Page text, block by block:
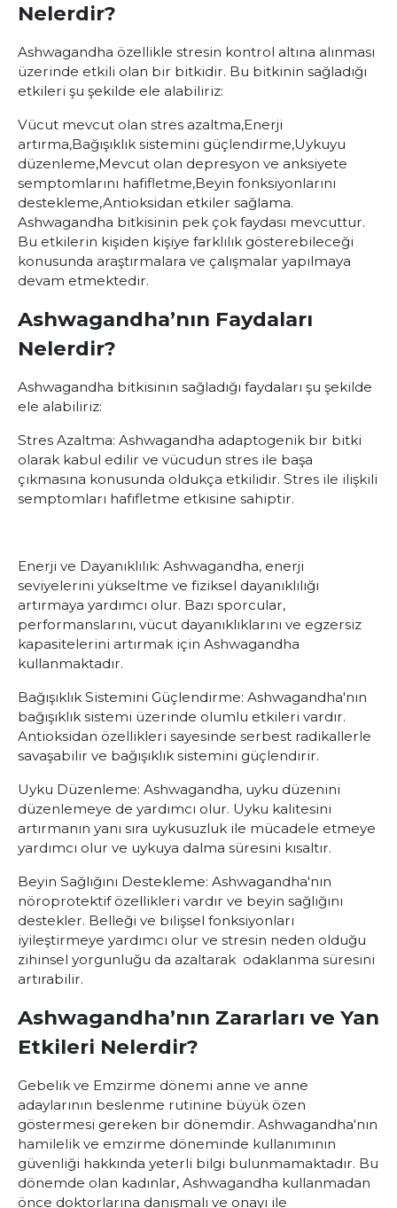
Nelerdir?
Ashwagandha özellikle stresin kontrol altına alınması
üzerinde etkili olan bir bitkidir. Bu bitkinin sağladığı
etkileri şu şekilde ele alabiliriz:
Vücut mevcut olan stres azaltma,Enerji
artırma,Bağışıklık sistemini güçlendirme,Uykuyu
düzenleme,Mevcut olan depresyon ve anksiyete
semptomlarını hafifletme,Beyin fonksiyonlarını
destekleme,Antioksidan etkiler sağlama.
Ashwagandha bitkisinin pek çok faydası mevcuttur.
Bu etkilerin kişiden kişiye farklılık gösterebileceği
konusunda araştırmalara ve çalışmalar yapılmaya
devam etmektedir.
Ashwagandha’nın Faydaları
Nelerdir?
Ashwagandha bitkisinin sağladığı faydaları şu şekilde
ele alabiliriz:
Stres Azaltma: Ashwagandha adaptogenik bir bitki
olarak kabul edilir ve vücudun stres ile başa
çıkmasına konusunda oldukça etkilidir. Stres ile ilişkili
semptomları hafifletme etkisine sahiptir.
Enerji ve Dayanıklılık: Ashwagandha, enerji
seviyelerini yükseltme ve fiziksel dayanıklılığı
artırmaya yardımcı olur. Bazı sporcular,
performanslarını, vücut dayanıklıklarını ve egzersiz
kapasitelerini artırmak için Ashwagandha
kullanmaktadır.
Bağışıklık Sistemini Güçlendirme: Ashwagandha'nın
bağışıklık sistemi üzerinde olumlu etkileri vardır.
Antioksidan özellikleri sayesinde serbest radikallerle
savaşabilir ve bağışıklık sistemini güçlendirir.
Uyku Düzenleme: Ashwagandha, uyku düzenini
düzenlemeye de yardımcı olur. Uyku kalitesini
artırmanın yanı sıra uykusuzluk ile mücadele etmeye
yardımcı olur ve uykuya dalma süresini kısaltır.
Beyin Sağlığını Destekleme: Ashwagandha'nın
nöroprotektif özellikleri vardır ve beyin sağlığını
destekler. Belleği ve bilişsel fonksiyonları
iyileştirmeye yardımcı olur ve stresin neden olduğu
zihinsel yorgunluğu da azaltarak odaklanma süresini
artırabilir.
Ashwagandha’nın Zararları ve Yan
Etkileri Nelerdir?
Gebelik ve Emzirme dönemi anne ve anne
adaylarının beslenme rutinine büyük özen
göstermesi gereken bir dönemdir. Ashwagandha'nın
hamilelik ve emzirme döneminde kullanımının
güvenliği hakkında yeterli bilgi bulunmamaktadır. Bu
dönemde olan kadınlar, Ashwagandha kullanmadan
önce doktorlarına danışmalı ve onayı ile